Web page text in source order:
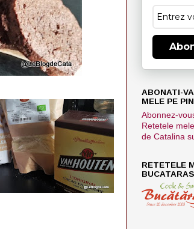
ABONATI-
MELE PE
Abonnez-
Retetele
de Catalina
RETETELE
BUCATARAS